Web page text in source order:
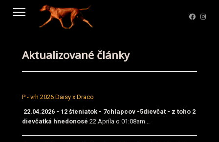
Aktualizované články
P - vrh 2026 Daisy x Draco
22.04.2026 - 12 šteniatok - 7chlapcov -5dievčat - z toho 2
dievčatká hnedonosé 22.Apríla o 01:08am...